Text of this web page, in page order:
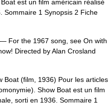
est un film américain réalisé
Sommaire 1 Synopsis 2 Fiche
— For the 1967 song, see On with
Directed by Alan Crosland
Boat (film, 1936) Pour les articles
Show Boat est un film
sorti en 1936. Sommaire 1